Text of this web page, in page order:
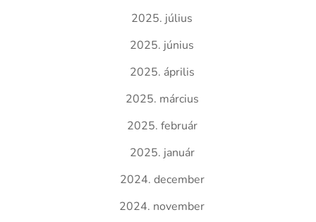
2025. július
2025. június
2025. április
2025. március
2025. február
2025. január
2024. december
2024. november